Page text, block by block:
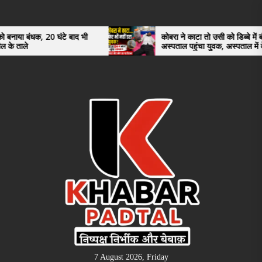
the
content
घंटे बाद भी
कोबरा ने काटा तो उसी को डिब्बे में बंद कर
अस्पताल पहुंचा युवक, अस्पताल में देखकर डॉक्टर
भी रह गए हैरान
7 August 2026, Friday